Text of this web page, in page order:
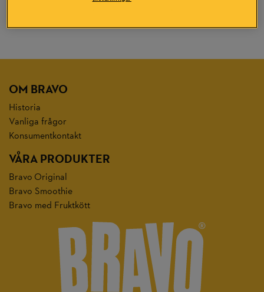
OM BRAVO
Historia
Vanliga frågor
Konsumentkontakt
VÅRA PRODUKTER
Bravo Original
Bravo Smoothie
Bravo med Fruktkött